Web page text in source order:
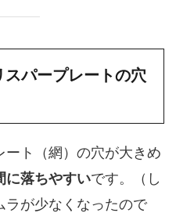
パープレートの穴
ト（網）の穴が大きめ
に落ちやすいです。（し
ラが少なくなったので